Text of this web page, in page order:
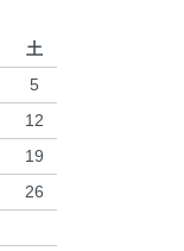
土
5
12
19
26